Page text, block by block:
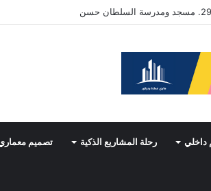
29. مسجد ومدرسة السلطان حسن
داخلي رحلة المشاريع الذكية تصميم